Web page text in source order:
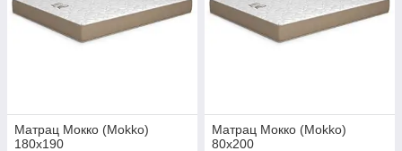
Матрац Мокко (Mokko)
180х190
Матрац Мокко (Mokko)
80х200